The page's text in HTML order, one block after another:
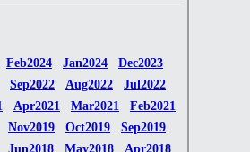
Feb2024 Jan2024
Dec2023
Sep2022 Aug2022
Jul2022
Apr2021 Mar2021
Feb2021
Nov2019 Oct2019
Sep2019
Jun2018 May2018
Apr2018